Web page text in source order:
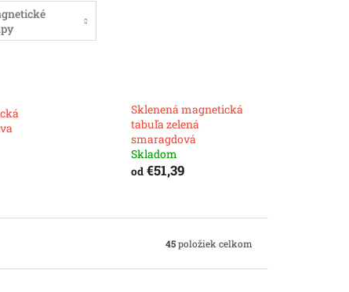
Sklenená magnetická
tabuľa zelená
smaragdová
Skladom
od€51,39
45položiek celkom